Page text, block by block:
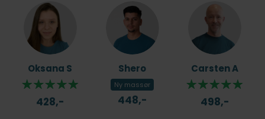
Oksana S
428,-
Shero
Ny massør
448,-
Carsten A
498,-